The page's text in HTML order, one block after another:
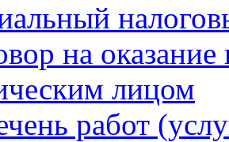
на
лицом
работ